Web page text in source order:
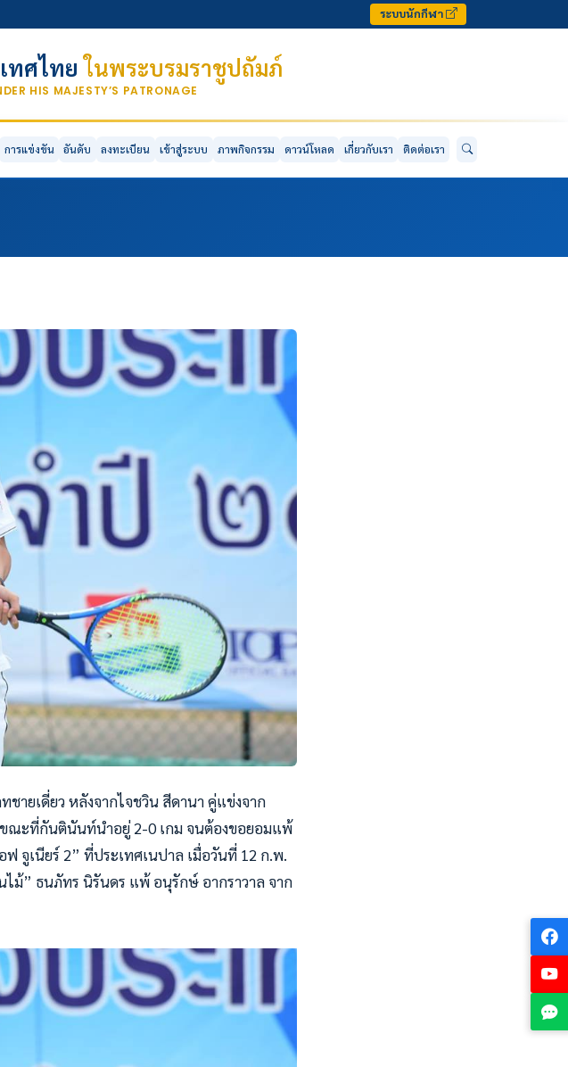
ระบบนักกีฬา
ทศไทยในพระบรมราชูปถัมภ์
HIS MAJESTY’S PATRONAGE
การแข่งขัน อันดับ ลงทะเบียน เข้าสู่ระบบ ภาพกิจกรรม ดาวน์โหลด เกี่ยวกับเรา ติดต่อเรา
ายเดี่ยว หลังจากไจชวิน สีดานา คู่แข่งจาก
ขณะที่กันตินันท์นำอยู่ 2-0 เกม จนต้องขอยอมแพ้
จูเนียร์ 2” ที่ประเทศเนปาล เมื่อวันที่ 12 ก.พ.
ม้” ธนภัทร นิรันดร แพ้ อนุรักษ์ อากราวาล จาก